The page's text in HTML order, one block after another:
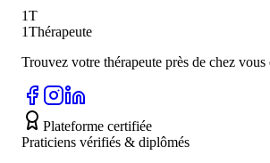
1T
1Thérapeute
Trouvez votre thérapeute près de chez vous
Plateforme certifiée
Praticiens vérifiés & diplômés